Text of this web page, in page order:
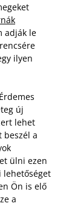
adják le
ilyen
új
lehet
beszél a
ülni ezen
lehetőséget
Ön is elő
a